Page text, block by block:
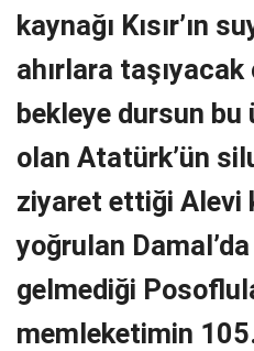
kaynağı Kısır’ın
ahırlara
bekleye dursun
olan Atatürk’ün
ziyaret ettiği Alevi
yoğrulan Damal’da
gelmediği
memleketimin